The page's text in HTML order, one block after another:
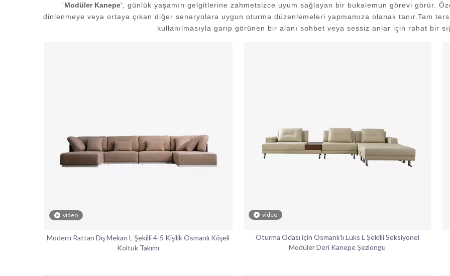
'Modüler Kanepe', günlük yaşamın gelgitlerine zahmetsizce uyum sağlayan bir bukalemun görevi görür.
dinlenmeye veya ortaya çıkan diğer senaryolara uygun oturma düzenlemeleri yapmamıza olanak tanır.Tam
kullanılmasıyla garip görünen bir alanı sohbet veya sessiz anlar için rahat bir
video
Modern Rattan Dış Mekan L Şekilli 4-5 Kişilik Osmanlı Köşeli
Koltuk Takımı
video
Oturma Odası için Osmanlı'lı Lüks L Şekilli Seksiyonel
Modüler Deri Kanepe Şezlongu